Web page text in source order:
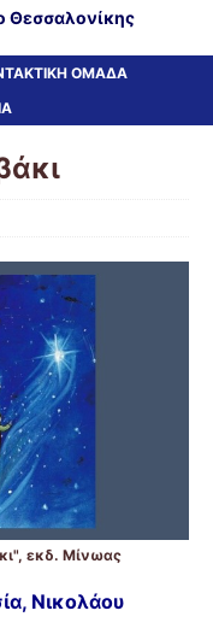
Θεσσαλονίκης
ΟΜΑΔΑ
εκδ. Μίνωας
Νικολάου